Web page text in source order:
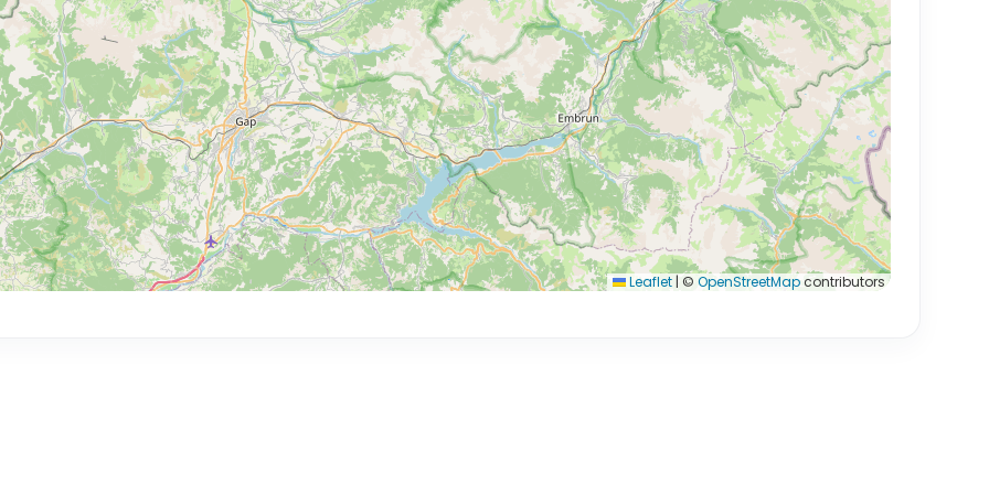
Leaflet | © OpenStreetMapcontributors